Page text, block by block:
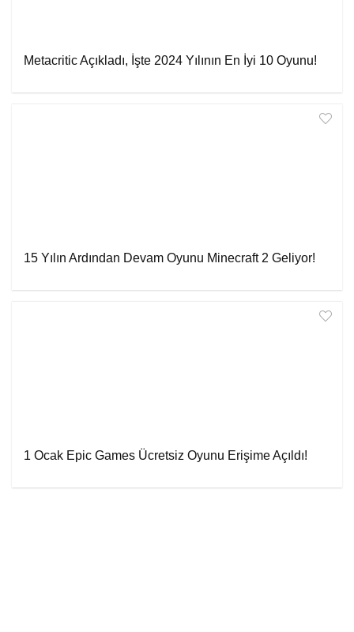
Metacritic Açıkladı, İşte 2024 Yılının En İyi 10 Oyunu!
15 Yılın Ardından Devam Oyunu Minecraft 2 Geliyor!
1 Ocak Epic Games Ücretsiz Oyunu Erişime Açıldı!